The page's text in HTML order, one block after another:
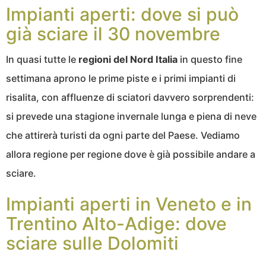
Impianti aperti: dove si può
già sciare il 30 novembre
In quasi tutte le regioni del Nord Italia in questo fine
settimana aprono le prime piste e i primi impianti di
risalita, con affluenze di sciatori davvero sorprendenti:
si prevede una stagione invernale lunga e piena di neve
che attirerà turisti da ogni parte del Paese. Vediamo
allora regione per regione dove è già possibile andare a
sciare.
Impianti aperti in Veneto e in
Trentino Alto-Adige: dove
sciare sulle Dolomiti